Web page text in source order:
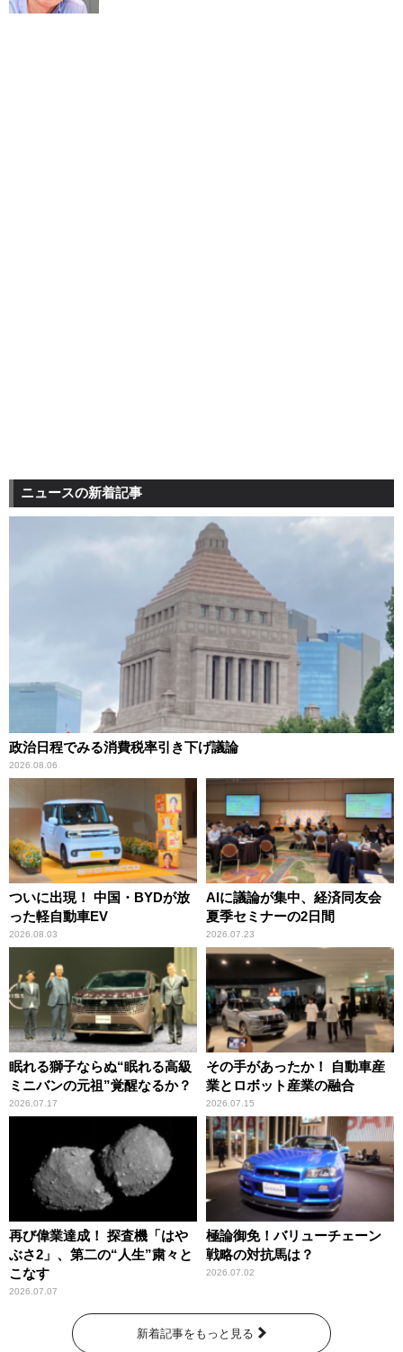
ニュースの新着記事
政治日程でみる消費税率引き下げ議論
2026.08.06
ついに出現！ 中国・BYDが放
った軽自動車EV
2026.08.03
AIに議論が集中、経済同友会
夏季セミナーの2日間
2026.07.23
眠れる獅子ならぬ“眠れる高級
ミニバンの元祖”覚醒なるか？
2026.07.17
その手があったか！ 自動車産
業とロボット産業の融合
2026.07.15
再び偉業達成！ 探査機「はや
ぶさ2」、第二の“人生”粛々と
こなす
2026.07.07
極論御免！バリューチェーン
戦略の対抗馬は？
2026.07.02
新着記事をもっと見る